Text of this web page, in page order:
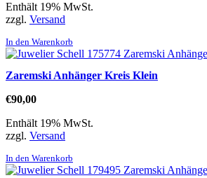
Enthält 19% MwSt.
zzgl. Versand
In den Warenkorb
Zaremski Anhänger Kreis Klein
€90,00
Enthält 19% MwSt.
zzgl. Versand
In den Warenkorb